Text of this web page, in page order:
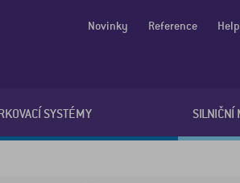
SYSTÉMY SILNIČNÍ
Novinky Reference